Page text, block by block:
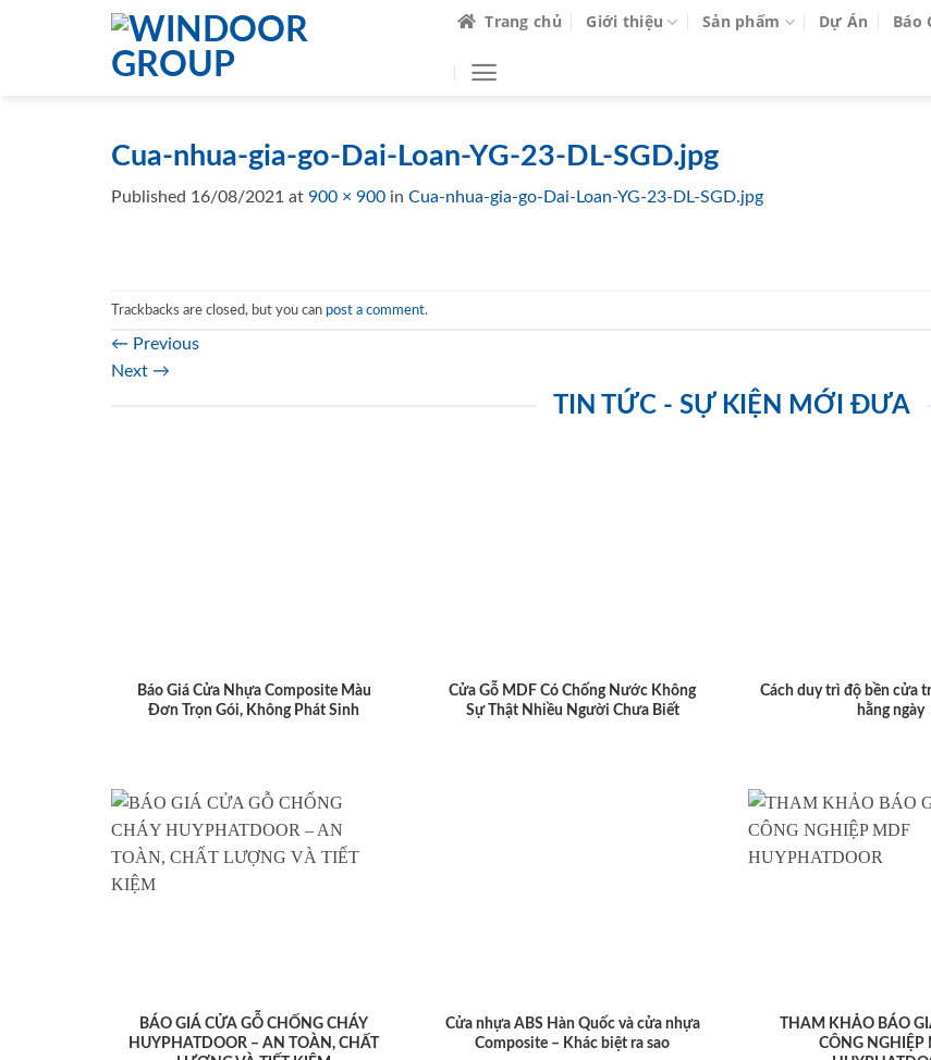
Trang chủ Giới thiệu Sản phẩm Dự Án Báo
Cua-nhua-gia-go-Dai-Loan-YG-23-DL-SGD.jpg
Published 16/08/2021 at 900 × 900 in Cua-nhua-gia-go-Dai-Loan-YG-23-DL-SGD.jpg
Trackbacks are closed, but you can post a comment.
← Previous
Next →
TIN TỨC - SỰ KIỆN MỚI ĐƯA
Báo Giá Cửa Nhựa Composite Màu
Đơn Trọn Gói, Không Phát Sinh
Cửa Gỗ MDF Có Chống Nước Không
Sự Thật Nhiều Người Chưa Biết
Cách duy trì độ bền cửa
hằng ngày
BÁO GIÁ CỬA GỖ CHỐNG CHÁY
HUYPHATDOOR – AN TOÀN, CHẤT
Cửa nhựa ABS Hàn Quốc và cửa nhựa
Composite – Khác biệt ra sao
THAM KHẢO BÁO
CÔNG NGHIỆP